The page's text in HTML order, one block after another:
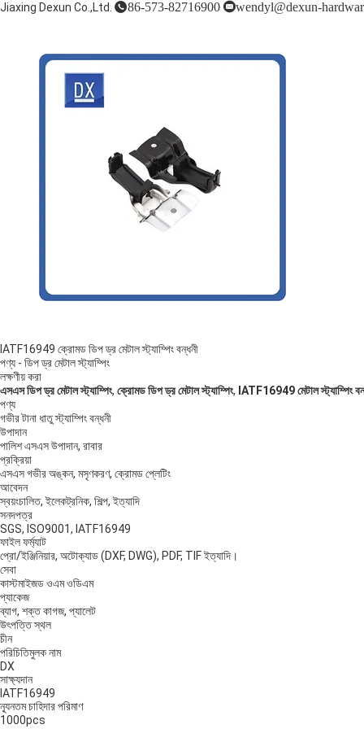
Jiaxing Dexun Co.,Ltd. 86-573-82716900 wendyl@dexun-
IATF16949 ক্রোমড ডিপ ড্র মেটাল স্ট্যাম্পিং বন্ধনী
পণ্য - ডিপ ড্র মেটাল স্ট্যাম্পিং
লক্ষণীয় করা
এসএস ডিপ ড্র মেটাল স্ট্যাম্পিং, ক্রোমড ডিপ ড্র মেটাল স্ট্যাম্পিং, IATF16949 মেটাল স্ট্যাম্পিং
পণ্য
গভীর টানা ধাতু স্ট্যাম্পিং বন্ধনী
উপাদান
পালিশ এসএস উপাদান, রাবার
প্রক্রিয়া
এসএস গভীর অঙ্কন, মসৃণকরণ, ক্রোমড প্লেটিং
আবেদন
স্বয়ংচালিত, ইলেকট্রনিক, শিল্প, ইত্যাদি
সনদপত্র
SGS, ISO9001, IATF16949
ফাইল ফর্ম্যাট
প্রো/ইঞ্জিনিয়ার, অটোক্যাড (DXF, DWG), PDF, TIF ইত্যাদি।
সেবা
কাস্টমাইজড ওএম ওডিএম
প্যাকেজ
ব্যাগ, শক্ত কাগজ, প্যালেট
উৎপত্তি স্থল
চীন
পরিচিতিমুলক নাম
DX
সাক্ষ্যদান
IATF16949
ন্যূনতম চাহিদার পরিমাণ
1000pcs